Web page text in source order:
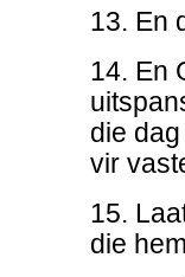
13. En
14. En
die
vir
15.
die